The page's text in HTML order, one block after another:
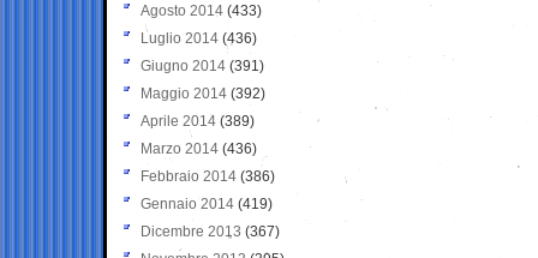
Agosto 2014 (433)
Luglio 2014 (436)
Giugno 2014 (391)
Maggio 2014 (392)
Aprile 2014 (389)
Marzo 2014 (436)
Febbraio 2014 (386)
Gennaio 2014 (419)
Dicembre 2013 (367)